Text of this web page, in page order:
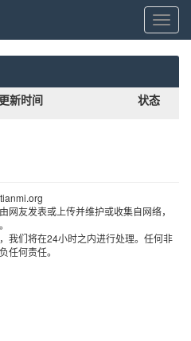
言
情
小
阁
更新时间 状态
友发表或上传并维护或收集自网络，
我们将在24小时之内进行处理。任何非
任何责任。